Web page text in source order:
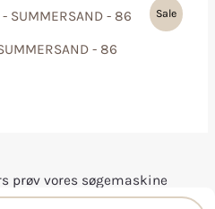
- 86
Sale
prøv vores søgemaskine